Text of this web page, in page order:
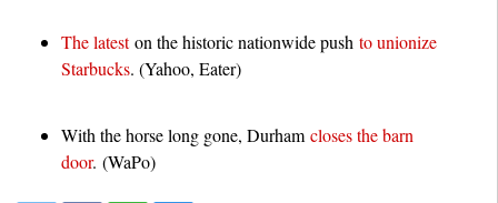
The lateston the historic nationwide push to unionize
Starbucks. (Yahoo, Eater)
With the horse long gone, Durham closes the barn
door. (WaPo)